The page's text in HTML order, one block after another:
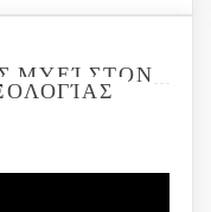
ΜΥΕΊ ΣΤΟΝ